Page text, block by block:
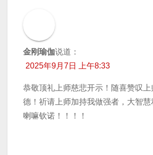
金刚瑜伽说道：
2025年9月7日 上午8:33
恭敬顶礼上师慈悲开示！随喜赞叹上
德！祈请上师加持我做强者，大智慧
喇嘛钦诺！！！！